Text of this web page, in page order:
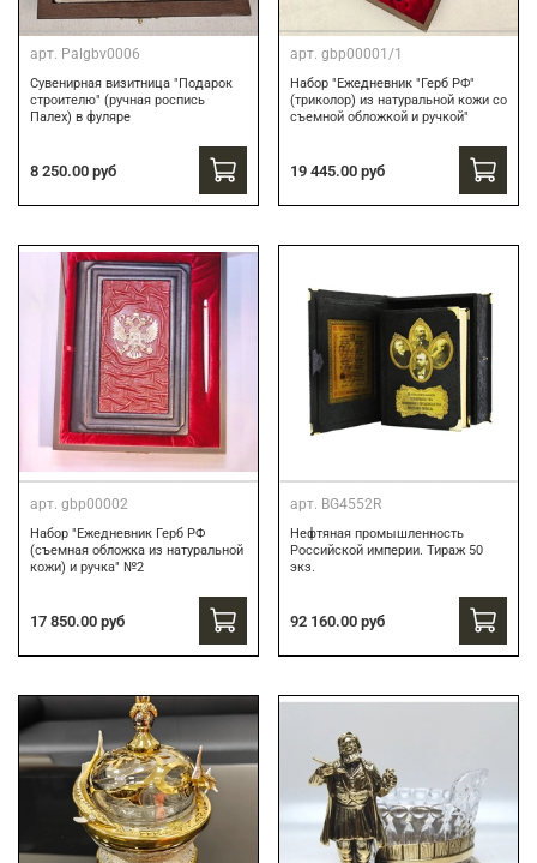
арт. Palgbv0006
Сувенирная визитница "Подарок
строителю" (ручная роспись
Палех) в фуляре
8 250.00 руб
арт. gbp00001/1
Набор "Ежедневник "Герб РФ"
(триколор) из натуральной кожи со
съемной обложкой и ручкой"
19 445.00 руб
арт. gbp00002
Набор "Ежедневник Герб РФ
(съемная обложка из натуральной
кожи) и ручка" №2
17 850.00 руб
арт. BG4552R
Нефтяная промышленность
Российской империи. Тираж 50
экз.
92 160.00 руб